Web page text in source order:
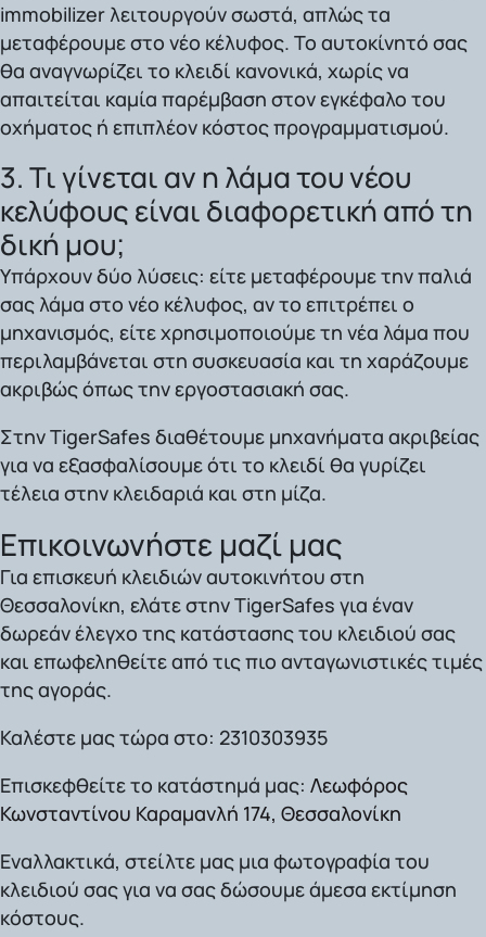
immobilizer λειτουργούν σωστά, απλώς τα
μεταφέρουμε στο νέο κέλυφος. Το αυτοκίνητό σας
θα αναγνωρίζει το κλειδί κανονικά, χωρίς να
απαιτείται καμία παρέμβαση στον εγκέφαλο του
οχήματος ή επιπλέον κόστος προγραμματισμού.
3. Τι γίνεται αν η λάμα του νέου
κελύφους είναι διαφορετική από τη
δική μου;
Υπάρχουν δύο λύσεις: είτε μεταφέρουμε την παλιά
σας λάμα στο νέο κέλυφος, αν το επιτρέπει ο
μηχανισμός, είτε χρησιμοποιούμε τη νέα λάμα που
περιλαμβάνεται στη συσκευασία και τη χαράζουμε
ακριβώς όπως την εργοστασιακή σας.
Στην TigerSafes διαθέτουμε μηχανήματα ακριβείας
για να εξασφαλίσουμε ότι το κλειδί θα γυρίζει
τέλεια στην κλειδαριά και στη μίζα.
Επικοινωνήστε μαζί μας
Για επισκευή κλειδιών αυτοκινήτου στη
Θεσσαλονίκη, ελάτε στην TigerSafes για έναν
δωρεάν έλεγχο της κατάστασης του κλειδιού σας
και επωφεληθείτε από τις πιο ανταγωνιστικές τιμές
της αγοράς.
Καλέστε μας τώρα στο: 2310303935
Επισκεφθείτε το κατάστημά μας: Λεωφόρος
Κωνσταντίνου Καραμανλή 174, Θεσσαλονίκη
Εναλλακτικά, στείλτε μας μια φωτογραφία του
κλειδιού σας για να σας δώσουμε άμεσα εκτίμηση
κόστους.